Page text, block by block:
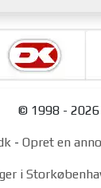
© 1998 - 2026
- Opret en
i